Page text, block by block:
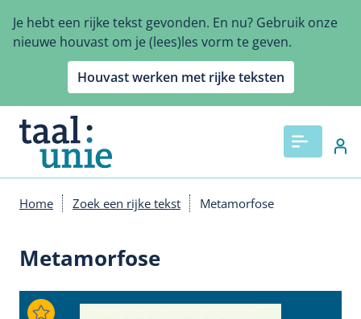
en
naar
gaan
Je hebt een rijke tekst gevonden. En nu? Gebruik onze
nieuwe houvast om je (lees)les vorm te geven.
Houvast werken met rijke teksten
Home Zoek een rijke tekst Metamorfose
Metamorfose